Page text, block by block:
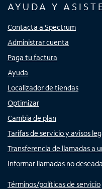
AYUDA Y
Contacta a Spectrum
Administrar cuenta
Paga tu factura
Ayuda
Localizador de tiendas
Optimizar
Cambia de plan
Tarifas de servicio y avisos
Transferencia de llamadas a
Informar llamadas no
Términos/políticas de servicio